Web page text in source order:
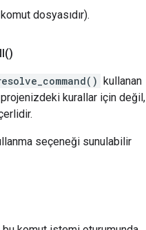
dosyasıdır).
)
kullanan
projenizdeki kurallar için değil,
seçeneği sunulabilir